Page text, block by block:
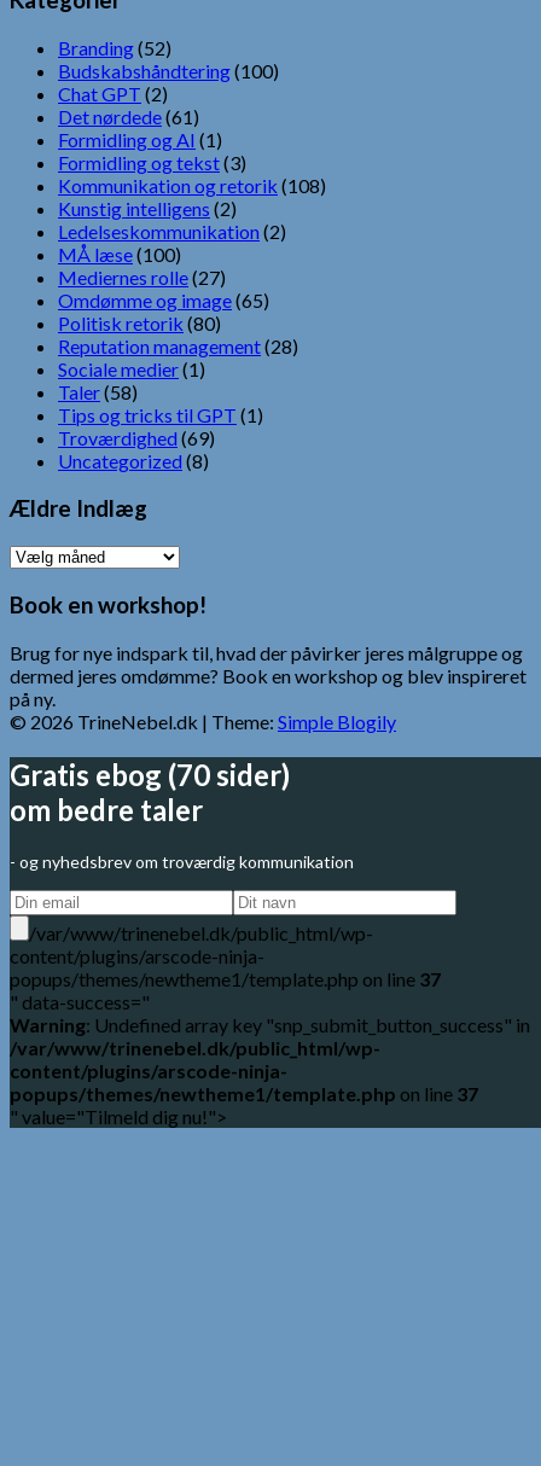
Branding(52)
Budskabshåndtering(100)
Chat GPT (2)
Det nørdede(61)
Formidling og AI (1)
Formidling og tekst(3)
Kommunikation og retorik (108)
Kunstig intelligens (2)
Ledelseskommunikation (2)
MÅ læse(100)
Mediernes rolle(27)
Omdømme og image(65)
Politisk retorik (80)
Reputation management(28)
Sociale medier(1)
Taler(58)
Tips og tricks til GPT (1)
Troværdighed (69)
Uncategorized (8)
Ældre Indlæg
Ældre
Book en workshop!
Brug for nye indspark til, hvad der påvirker jeres målgruppe og
dermed jeres omdømme? Book en workshop og blev inspireret
på ny.
© 2026 TrineNebel.dk | Theme: Simple Blogily
Gratis ebog (70 sider)
om bedre taler
- og nyhedsbrev om troværdig kommunikation
/var/www/trinenebel.dk/public_html/wp-
content/plugins/arscode-ninja-
popups/themes/newtheme1/template.php on line 37
" data-success="
Warning: Undefined array key "snp_submit_button_success" in
/var/www/trinenebel.dk/public_html/wp-
content/plugins/arscode-ninja-
popups/themes/newtheme1/template.php on line 37
" value="Tilmeld dig nu!">